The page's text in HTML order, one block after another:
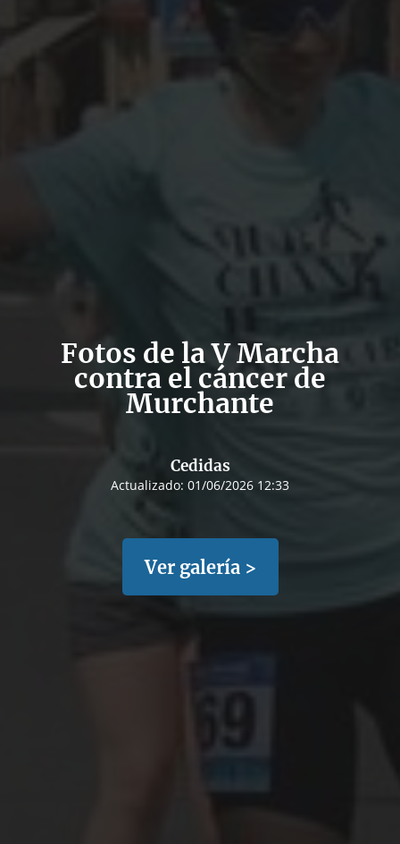
Fotos de la V Marcha
contra el cáncer de
Murchante
Cedidas
Actualizado: 01/06/2026 12:33
Ver galería >